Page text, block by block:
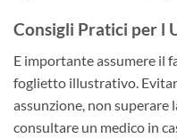
Consigli Pratici per l
E importante assumere il
foglietto illustrativo.
assunzione, non superare
consultare un medico in